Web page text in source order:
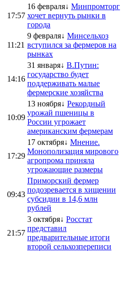
17:57
16 февраля↓ Минпромторг
хочет вернуть рынки в
города
11:21
9 февраля↓ Минсельхоз
вступился за фермеров на
рынках
14:16
31 января↓ В.Путин:
государство будет
поддерживать малые
фермерские хозяйства
10:09
13 ноября↓ Рекордный
урожай пшеницы в
России угрожает
американским фермерам
17:29
17 октября↓ Мнение.
Монополизация мирового
агропрома приняла
угрожающие размеры
09:43
Приморский фермер
подозревается в хищении
субсидии в 14,6 млн
рублей
21:57
3 октября↓ Росстат
представил
предварительные итоги
второй сельхозпереписи